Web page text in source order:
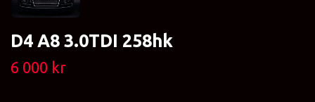
D4 A8 3.0TDI 258hk
6 000 kr